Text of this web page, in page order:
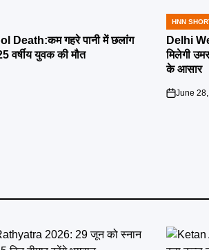
Death:कम गहरे पानी में छलांग
वर्षीय युवक की मौत
POSTED
IN
HNN
Delhi
मिलेगी
के आसार
on
June